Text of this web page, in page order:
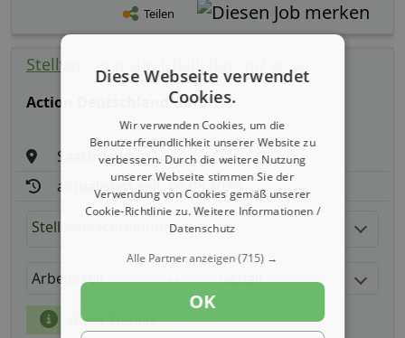
Teilen
Stellvertretender Filialleiter (m/ w/ d)
Action Deutschland GmbH
Saarbrücken
aktualisiert seit: 06.08.2026
Stellenbeschreibung:
Arbeitszeit Gehalt
mehr Details
Diese Webseite verwendet
Cookies.
Wir verwenden Cookies, um die
Benutzerfreundlichkeit unserer Website zu
verbessern. Durch die weitere Nutzung
unserer Webseite stimmen Sie der
Verwendung von Cookies gemäß unserer
Cookie-Richtlinie zu.Weitere Informationen /
Datenschutz
Alle Partner anzeigen(715) →
OK